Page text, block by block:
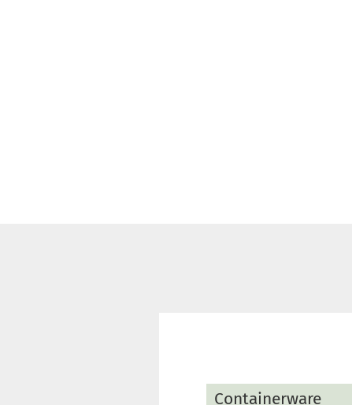
Containerware